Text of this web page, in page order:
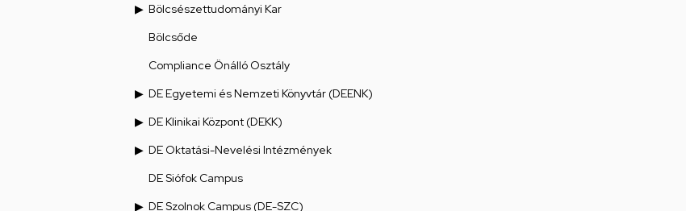
Bölcsészettudományi Kar
Bölcsőde
Compliance Önálló Osztály
DE Egyetemi és Nemzeti Könyvtár (DEENK)
DE Klinikai Központ (DEKK)
DE Oktatási-Nevelési Intézmények
DE Siófok Campus
DE Szolnok Campus (DE-SZC)